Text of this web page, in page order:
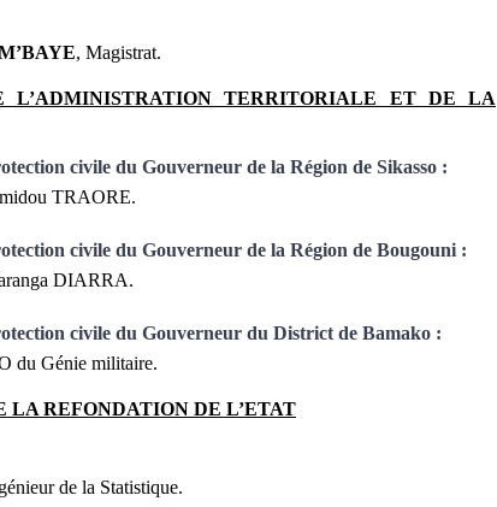
, Magistrat.
L’ADMINISTRATION TERRITORIALE ET DE LA
civile du Gouverneur de la Région de Sikasso :
TRAORE.
civile du Gouverneur de la Région de Bougouni :
DIARRA.
civile du Gouverneur du District de Bamako :
du Génie militaire.
REFONDATION DE L’ETAT
de la Statistique.